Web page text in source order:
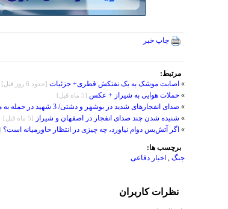
چاپ خبر
مرتبط:
» اصابت موشک به یک نفتکش قطری+ جزئیات [حدود 6 روز قبل]
» حملات هوایی به شیراز + عکس [5 ماه قبل]
» صدای انفجارهای شدید در بوشهر و دشتی/ 3 شهید در حمله به مرز شلمچه
» شنیده شدن چند صدای انفجار در اصفهان و شیراز [5 ماه قبل]
» اگر آتش‌بس دوام نیاورد، چه چیزی در انتظار خاورمیانه است؟ [3 ماه قبل]
برچسب ها:
جنگ , اخبار دفاعی
نظرات کاربران